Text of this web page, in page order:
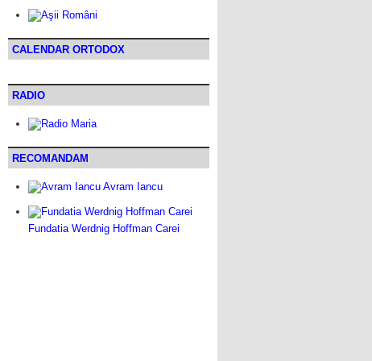
CALENDAR ORTODOX
RADIO
RECOMANDAM
Avram Iancu
Fundatia Werdnig Hoffman Carei